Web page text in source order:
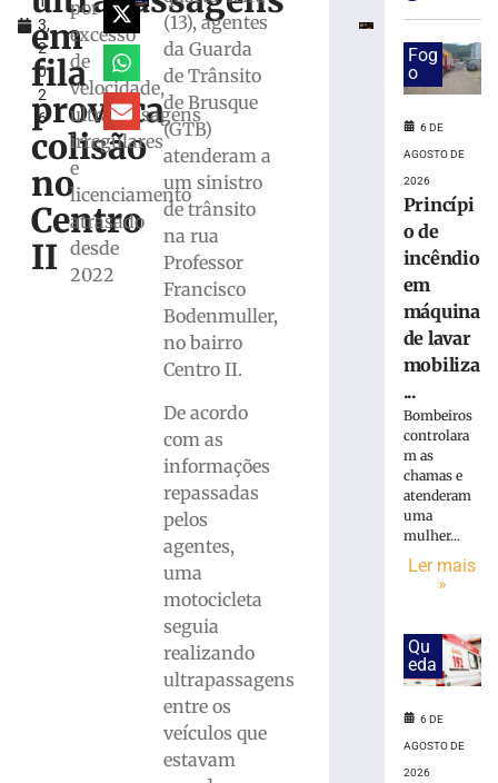
3,
2
0
2
6
em
fila
provoca
colisão
no
Centro
II
por
excesso
de
velocidade,
ultrapassagens
irregulares
e
licenciamento
atrasado
desde
2022
(13), agentes
da Guarda
de Trânsito
de Brusque
(GTB)
atenderam a
um sinistro
de trânsito
na rua
Professor
Francisco
Bodenmuller,
no bairro
Centro II.
De acordo
com as
informações
repassadas
pelos
agentes,
uma
motocicleta
seguia
realizando
ultrapassagens
entre os
veículos que
estavam
máquina
mobiliza
Bombeiros,
Brusque
Trabalhador
terceirizado
sofre
queda
Centro
Havan
Brusque
Fog
o
6 DE
AGOSTO DE
2026
Princípi
o de
incêndio
em
máquina
de lavar
mobiliza
...
Bombeiros
controlara
m as
chamas e
atenderam
uma
mulher...
Ler mais
»
Qu
eda
6 DE
AGOSTO DE
2026